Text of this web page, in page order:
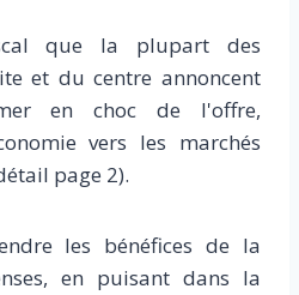
que la plupart des
et du centre annoncent
en choc de l'offre,
vers les marchés
page 2).
les bénéfices de la
en puisant dans la